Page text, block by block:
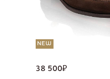
NEW
38 500₽